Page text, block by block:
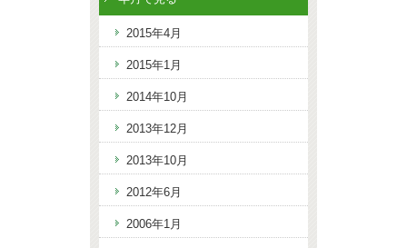
2015年4月
2015年1月
2014年10月
2013年12月
2013年10月
2012年6月
2006年1月